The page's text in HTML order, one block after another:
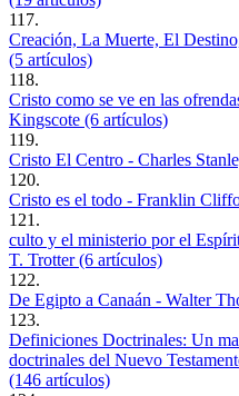
117.
Creación, La Muerte, El
(5 artículos)
118.
Cristo como se ve en las
Kingscote (6 artículos)
119.
Cristo El Centro - Charles
120.
Cristo es el todo - Franklin
121.
culto y el ministerio por el
T. Trotter (6 artículos)
122.
De Egipto a Canaán - Walter
123.
Definiciones Doctrinales: Un
doctrinales del Nuevo
(146 artículos)